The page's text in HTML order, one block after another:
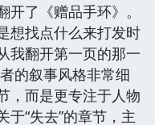
了《赠品手环》。
想找点什么来打发时
我翻开第一页的那一
的叙事风格非常细
，而是更专注于人物
于“失去”的章节，主